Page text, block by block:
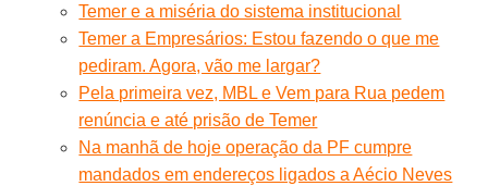
Temer e a miséria do sistema institucional
Temer a Empresários: Estou fazendo o que me
pediram. Agora, vão me largar?
Pela primeira vez, MBL e Vem para Rua pedem
renúncia e até prisão de Temer
Na manhã de hoje operação da PF cumpre
mandados em endereços ligados a Aécio Neves